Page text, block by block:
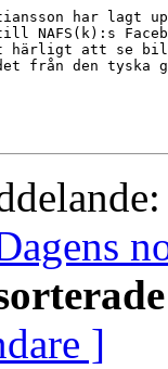
har lagt
NAFS(k):s
härligt att se
från den tyska
]